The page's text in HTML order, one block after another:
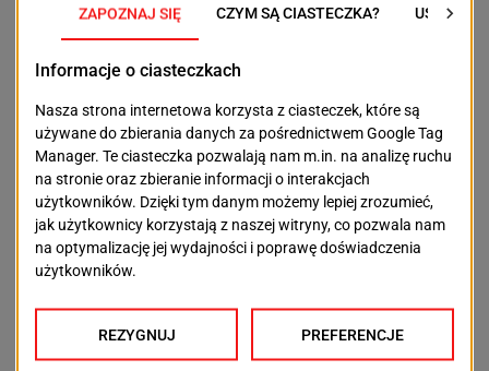
prasowy Komendy Miejskiej
Policji w Szczecinie.